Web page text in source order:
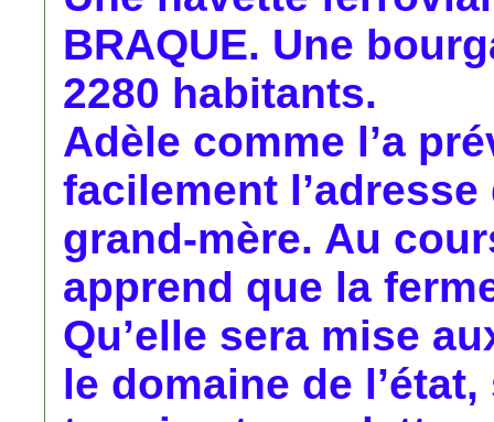
BRAQUE. Une
2280 habitants.
Adèle comme l’a
facilement
grand-mère. Au
apprend que la
Qu’elle sera mise
le domaine de